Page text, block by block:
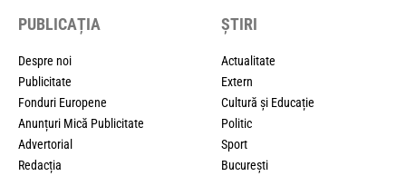
PUBLICAȚIA
Despre noi
Publicitate
Fonduri Europene
Anunțuri Mică Publicitate
Advertorial
Redacția
ȘTIRI
Actualitate
Extern
Cultură și Educație
Politic
Sport
București